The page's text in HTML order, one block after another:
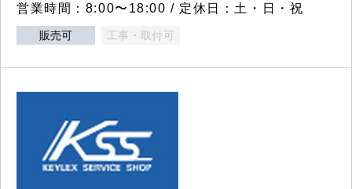
営業時間：8:00〜18:00 / 定休日：土・日・祝
販売可 工事・取付可